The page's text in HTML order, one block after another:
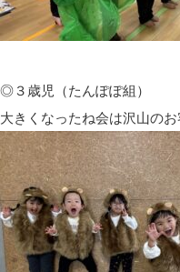
◎３歳児（たんぽぽ組）
大きくなったね会は沢山の